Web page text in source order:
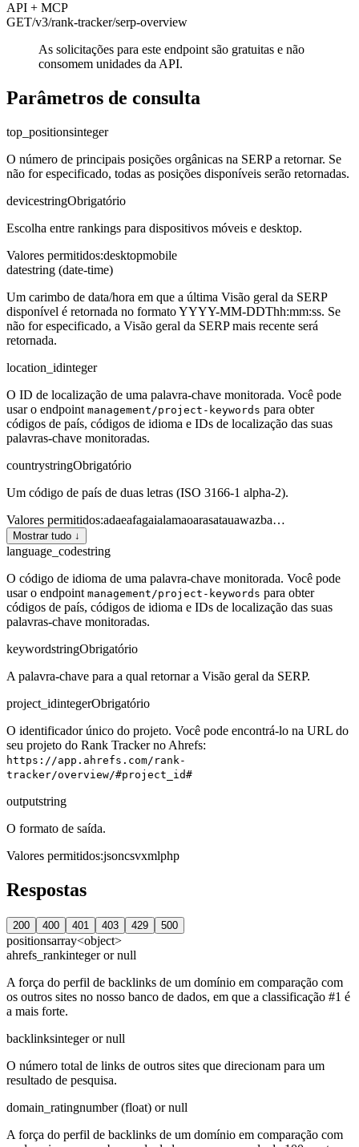
API + MCP
GET/v3/rank-tracker/serp-overview
As solicitações para este endpoint são gratuitas e não
consomem unidades da API.
Parâmetros de consulta
top_positionsinteger
O número de principais posições orgânicas na SERP a retornar. Se
não for especificado, todas as posições disponíveis serão retornadas.
devicestringObrigatório
Escolha entre rankings para dispositivos móveis e desktop.
Valores permitidos:desktopmobile
datestring (date-time)
Um carimbo de data/hora em que a última Visão geral da SERP
disponível é retornada no formato YYYY-MM-DDThh:mm:ss. Se
não for especificado, a Visão geral da SERP mais recente será
retornada.
location_idinteger
O ID de localização de uma palavra-chave monitorada. Você pode
usar o endpoint management/project-keywords para obter
códigos de país, códigos de idioma e IDs de localização das suas
palavras-chave monitoradas.
countrystringObrigatório
Um código de país de duas letras (ISO 3166-1 alpha-2).
Valores permitidos:adaeafagaialamaoarasatauawazba…
Mostrar tudo ↓
language_codestring
O código de idioma de uma palavra-chave monitorada. Você pode
usar o endpoint management/project-keywords para obter
códigos de país, códigos de idioma e IDs de localização das suas
palavras-chave monitoradas.
keywordstringObrigatório
A palavra-chave para a qual retornar a Visão geral da SERP.
project_idintegerObrigatório
O identificador único do projeto. Você pode encontrá-lo na URL do
seu projeto do Rank Tracker no Ahrefs:
https://app.ahrefs.com/rank-
tracker/overview/#project_id#
outputstring
O formato de saída.
Valores permitidos:jsoncsvxmlphp
Respostas
200 400 401 403 429 500
positionsarray<object>
ahrefs_rankinteger or null
A força do perfil de backlinks de um domínio em comparação com
os outros sites no nosso banco de dados, em que a classificação #1 é
a mais forte.
backlinksinteger or null
O número total de links de outros sites que direcionam para um
resultado de pesquisa.
domain_ratingnumber (float) or null
A força do perfil de backlinks de um domínio em comparação com